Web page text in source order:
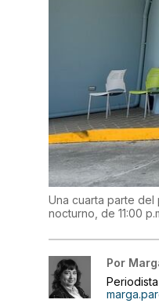
Una cuarta parte
nocturno, de 11:00
Por